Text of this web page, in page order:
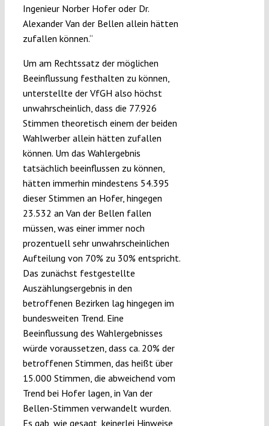
Ingenieur Norber Hofer oder Dr.
Alexander Van der Bellen allein hätten
zufallen können.“
Um am Rechtssatz der möglichen
Beeinflussung festhalten zu können,
unterstellte der VfGH also höchst
unwahrscheinlich, dass die 77.926
Stimmen theoretisch einem der beiden
Wahlwerber allein hätten zufallen
können. Um das Wahlergebnis
tatsächlich beeinflussen zu können,
hätten immerhin mindestens 54.395
dieser Stimmen an Hofer, hingegen
23.532 an Van der Bellen fallen
müssen, was einer immer noch
prozentuell sehr unwahrscheinlichen
Aufteilung von 70% zu 30% entspricht.
Das zunächst festgestellte
Auszählungsergebnis in den
betroffenen Bezirken lag hingegen im
bundesweiten Trend. Eine
Beeinflussung des Wahlergebnisses
würde voraussetzen, dass ca. 20% der
betroffenen Stimmen, das heißt über
15.000 Stimmen, die abweichend vom
Trend bei Hofer lagen, in Van der
Bellen-Stimmen verwandelt wurden.
Es gab, wie gesagt, keinerlei Hinweise